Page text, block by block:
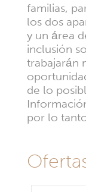
familias,
los dos
y un área
inclusión
trabajarán
de lo
por lo